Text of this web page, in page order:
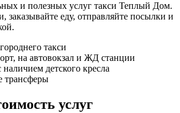
и полезных услуг такси Теплый Дом.
заказывайте еду, отправляйте посылки и
такси
на автовокзал и ЖД станции
детского кресла
трансферы
услуг